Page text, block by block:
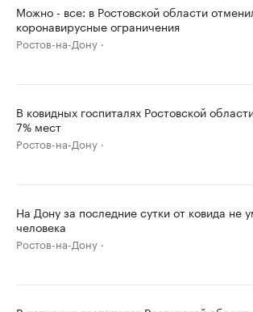
Можно - все: в Ростовской области
коронавирусные ограничения
Ростов-на-Дону
В ковидных госпиталях Ростовской
7% мест
Ростов-на-Дону
На Дону за последние сутки от ковида не
человека
Ростов-на-Дону